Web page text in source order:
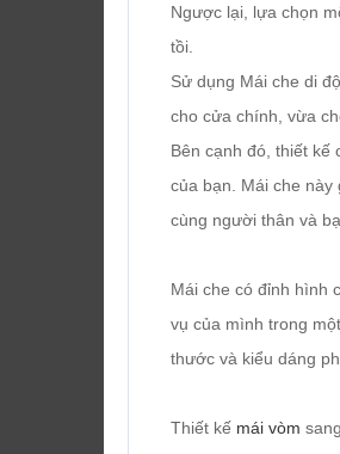
Ngược lại, lựa chọn
tồi.
Sử dụng Mái che di
cho cửa chính, vừa
Bên cạnh đó, thiết
của bạn. Mái che
cùng người thân và
Mái che có đỉnh hình
vụ của mình trong
thước và kiểu dáng
Thiết kế mái vòm